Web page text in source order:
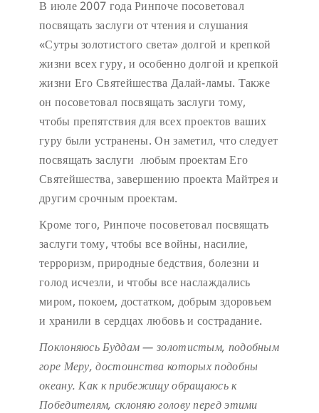
В июле 2007 года Ринпоче посоветовал
посвящать заслуги от чтения и слушания
«Сутры золотистого света» долгой и крепкой
жизни всех гуру, и особенно долгой и крепкой
жизни Его Святейшества Далай-ламы. Также
он посоветовал посвящать заслуги тому,
чтобы препятствия для всех проектов ваших
гуру были устранены. Он заметил, что следует
посвящать заслуги любым проектам Его
Святейшества, завершению проекта Майтрея и
другим срочным проектам.
Кроме того, Ринпоче посоветовал посвящать
заслуги тому, чтобы все войны, насилие,
терроризм, природные бедствия, болезни и
голод исчезли, и чтобы все наслаждались
миром, покоем, достатком, добрым здоровьем
и хранили в сердцах любовь и сострадание.
Поклоняюсь Буддам — золотистым, подобным
горе Меру, достоинства которых подобны
океану. Как к прибежищу обращаюсь к
Победителям, склоняю голову перед этими